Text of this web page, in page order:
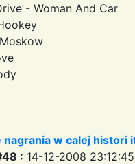
- Woman And Car
nagrania w calej histori
: 14-12-2008